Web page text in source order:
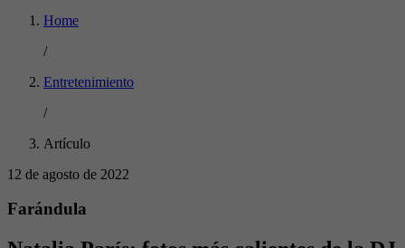
Home
/
Entretenimiento
/
Artículo
12 de agosto de 2022
Farándula